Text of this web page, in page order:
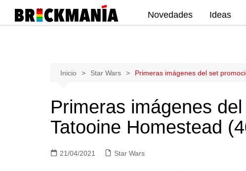
Creator.
Novedades Ideas
Inicio Star Wars Primeras imágenes del set
Primeras imágenes
Tatooine Homestead
21/04/2021 Star Wars